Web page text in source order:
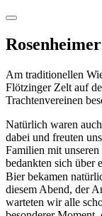
Am traditionellen
Flötzinger Zelt auf
Trachtenvereinen
Natürlich waren
dabei und freuten
Familien mit
bedankten sich über
Bier bekamen
diesem Abend, der
warteten wir alle